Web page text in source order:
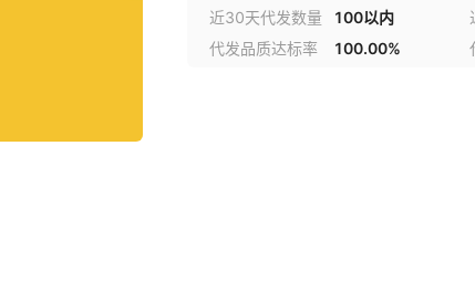
KGMR1616JX-2
近30天代发数量 100以内
代发品质达标率
100.00%